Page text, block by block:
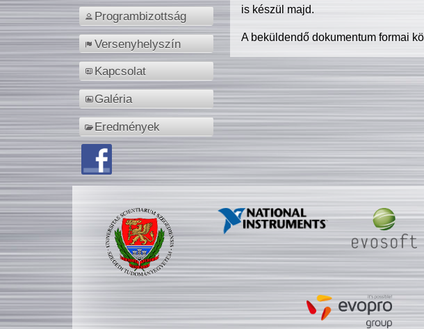
Programbizottság
Versenyhelyszín
Kapcsolat
Galéria
Eredmények
is készül majd.
A beküldendő dokumentum formai